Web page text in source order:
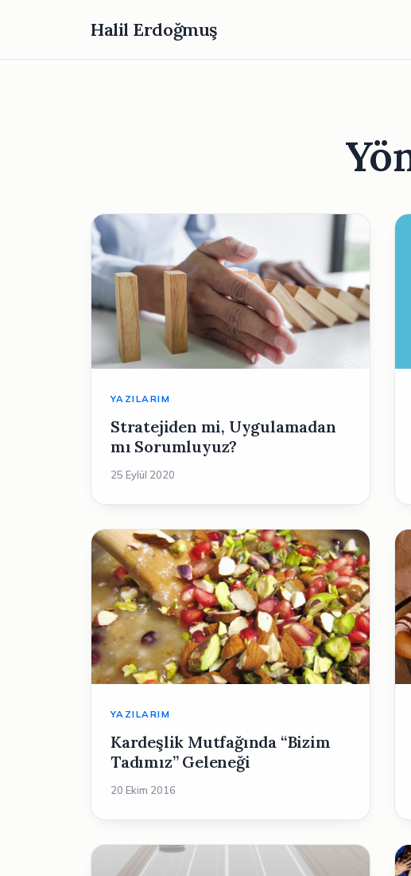
Halil Erdoğmuş
YAZILARIM
Stratejiden mi, Uygulamadan
mı Sorumluyuz?
25 Eylül 2020
YAZILARIM
Kardeşlik Mutfağında “Bizim
Tadımız” Geleneği
20 Ekim 2016